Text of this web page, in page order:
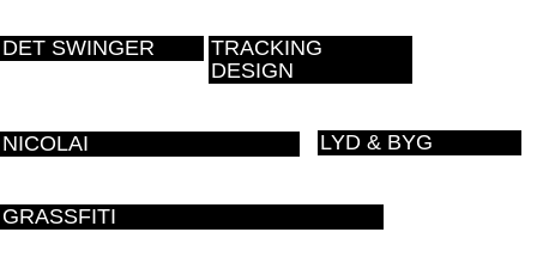
DET SWINGER
TRACKING
DESIGN
NICOLAI LYD & BYG
GRASSFITI